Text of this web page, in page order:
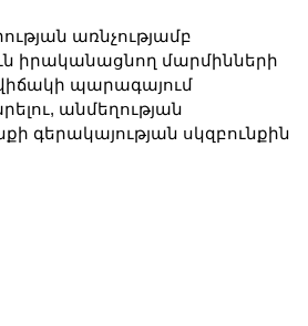
առնչությամբ
իրականացնող մարմինների
պարագայում
անմեղության
գերակայության սկզբունքին